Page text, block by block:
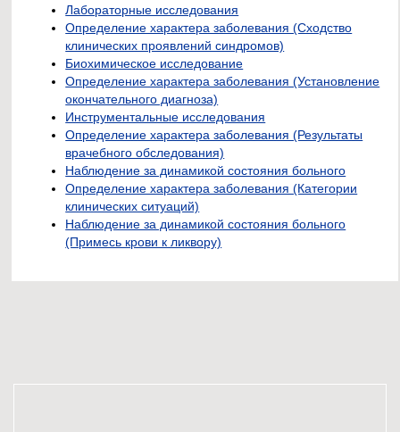
Лабораторные исследования
Определение характера заболевания (Сходство
клинических проявлений синдромов)
Биохимическое исследование
Определение характера заболевания (Установление
окончательного диагноза)
Инструментальные исследования
Определение характера заболевания (Результаты
врачебного обследования)
Наблюдение за динамикой состояния больного
Определение характера заболевания (Категории
клинических ситуаций)
Наблюдение за динамикой состояния больного
(Примесь крови к ликвору)